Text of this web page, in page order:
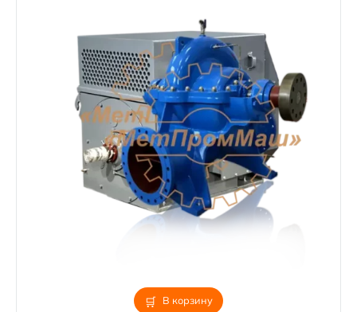
В корзину